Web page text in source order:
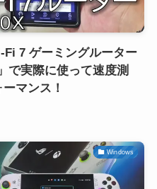
Fi 7 ゲーミングルーター
で実際に使って速度測
マンス！
Windows